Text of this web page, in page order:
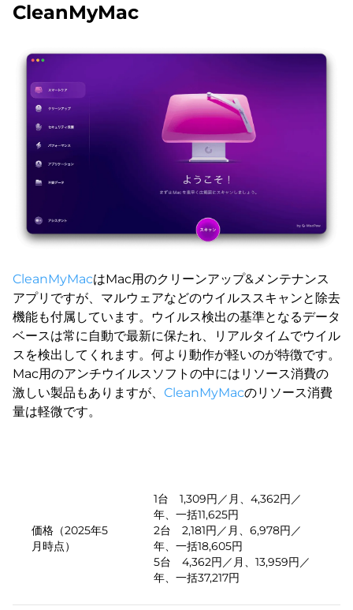
CleanMyMac
CleanMyMacはMac用のクリーンアップ&メンテナンス
アプリですが、マルウェアなどのウイルススキャンと除去
機能も付属しています。ウイルス検出の基準となるデータ
ベースは常に自動で最新に保たれ、リアルタイムでウイル
スを検出してくれます。何より動作が軽いのが特徴です。
Mac用のアンチウイルスソフトの中にはリソース消費の
激しい製品もありますが、 CleanMyMacのリソース消費
量は軽微です。
価格（2025年5
月時点）
1台 1,309円／月、4,362円／
年、一括11,625円
2台 2,181円／月、6,978円／
年、一括18,605円
5台 4,362円／月、13,959円／
年、一括37,217円